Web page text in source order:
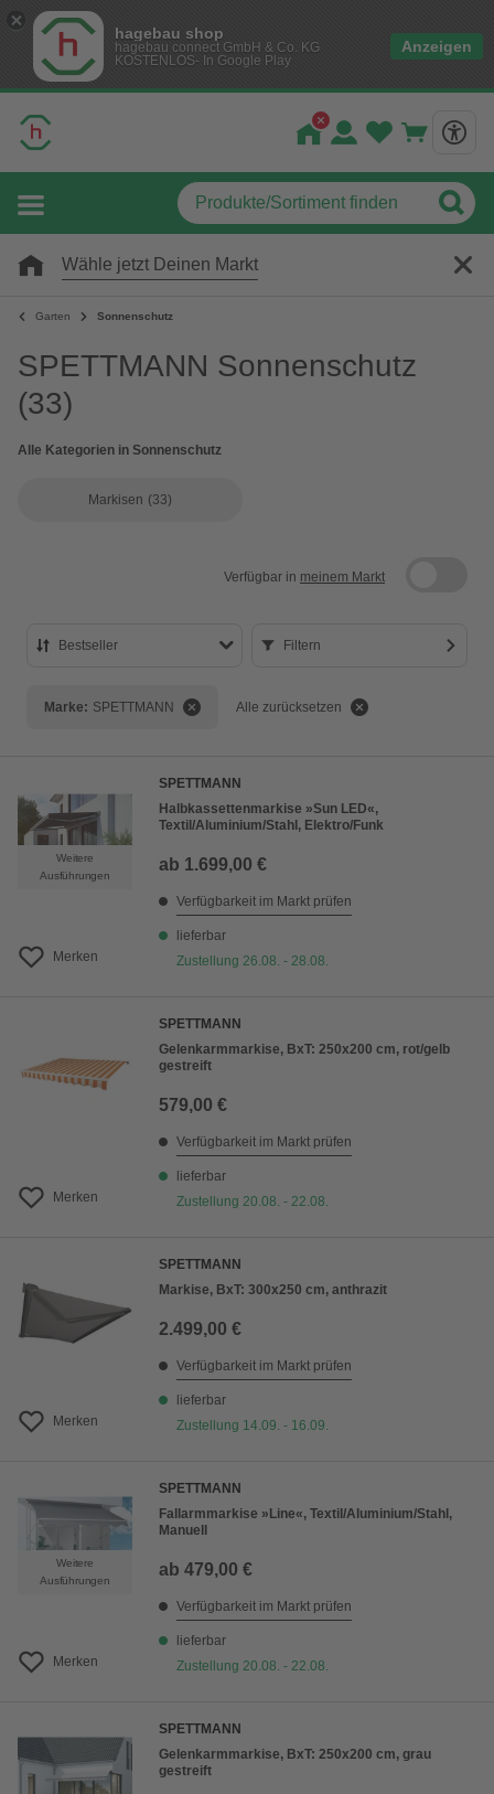
hagebau shop
hagebau connect GmbH & Co. KG
KOSTENLOS- In Google Play
Anzeigen
Wähle jetzt Deinen Markt
Garten Sonnenschutz
SPETTMANN Sonnenschutz
(33)
Alle Kategorien in Sonnenschutz
Markisen (33)
Verfügbar in meinem Markt
Bestseller
Bewertung
Filtern
Marke: SPETTMANN Alle zurücksetzen
Weitere
Ausführungen
Merken
SPETTMANN
Halbkassettenmarkise »Sun LED«,
Textil/Aluminium/Stahl, Elektro/Funk
ab 1.699,00 €
Verfügbarkeit im Markt prüfen
lieferbar
Zustellung 26.08. - 28.08.
Merken
SPETTMANN
Gelenkarmmarkise, BxT: 250x200 cm, rot/gelb
gestreift
579,00 €
Verfügbarkeit im Markt prüfen
lieferbar
Zustellung 20.08. - 22.08.
Merken
SPETTMANN
Markise, BxT: 300x250 cm, anthrazit
2.499,00 €
Verfügbarkeit im Markt prüfen
lieferbar
Zustellung 14.09. - 16.09.
Weitere
Ausführungen
Merken
SPETTMANN
Fallarmmarkise »Line«, Textil/Aluminium/Stahl,
Manuell
ab 479,00 €
Verfügbarkeit im Markt prüfen
lieferbar
Zustellung 20.08. - 22.08.
SPETTMANN
Gelenkarmmarkise, BxT: 250x200 cm, grau
gestreift